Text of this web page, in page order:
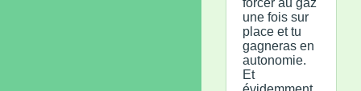
une fois sur
place et tu
gagneras en
autonomie.
Et